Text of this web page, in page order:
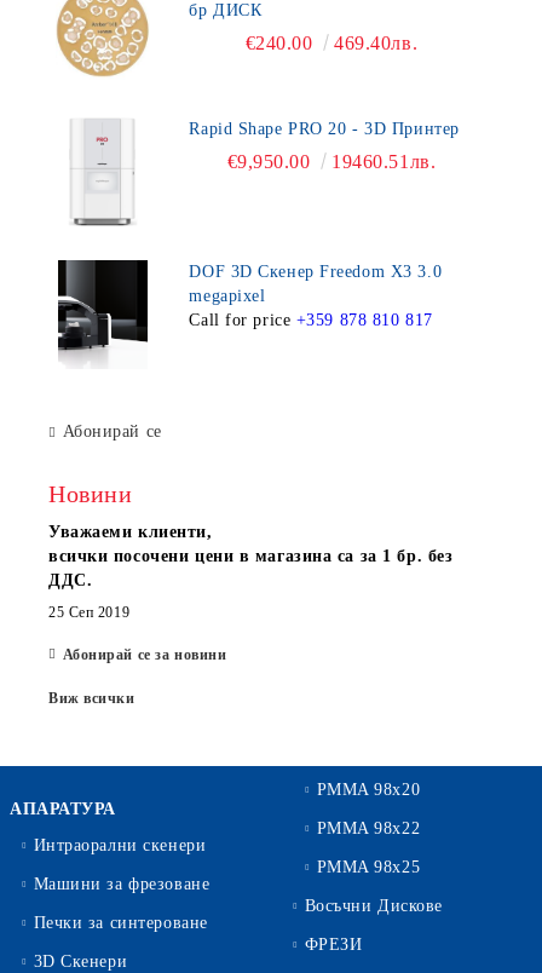
бр ДИСК
€240.00 469.40лв.
Rapid Shape PRO 20 - 3D Принтер
€9,950.00 19460.51лв.
DOF 3D Скенер Freedom X3 3.0
megapixel
Call for price +359 878 810 817
Абонирай се
Новини
Уважаеми клиенти,
всички посочени цени в магазина са за 1 бр. без
ДДС.
25 Сеп 2019
Абонирай се за новини
Виж всички
АПАРАТУРА
Интраорални скенери
Машини за фрезоване
Печки за синтероване
3D Скенери
PMMA 98x20
PMMA 98x22
PMMA 98x25
Восъчни Дискове
ФРЕЗИ